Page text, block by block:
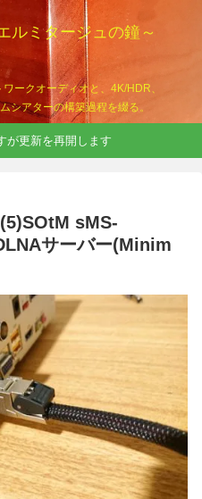
ルミタージュの鐘～
ークオーディオと、4K/HDR、
シアターの構築過程を綴る。
が更新を再開します
sMS-
サーバー(Minim